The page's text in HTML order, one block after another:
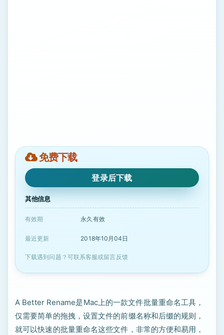
免费下载
登录后下载
其他信息
有效期 永久有效
最近更新 2018年10月04日
下载遇到问题？可联系客服或留言反馈
A Better Rename是Mac上的一款文件批量重命名工具，
仅需要简单的拖拽，设置文件的前缀名称和后缀的规则，
就可以快速的批量重命名这些文件，非常的方便和易用，